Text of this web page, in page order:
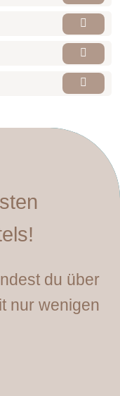
du über
nur wenigen